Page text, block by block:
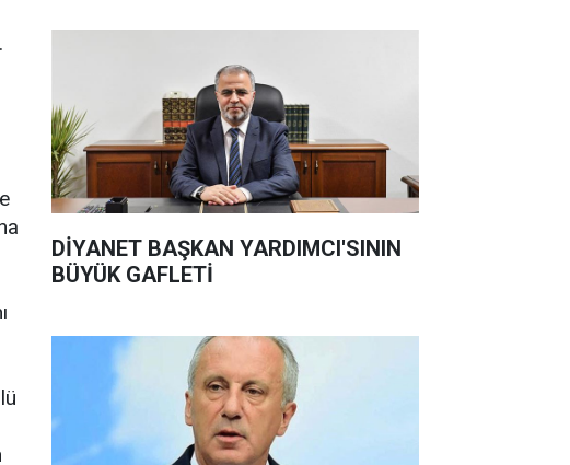
DİYANET BAŞKAN YARDIMCI'SININ
BÜYÜK GAFLETİ